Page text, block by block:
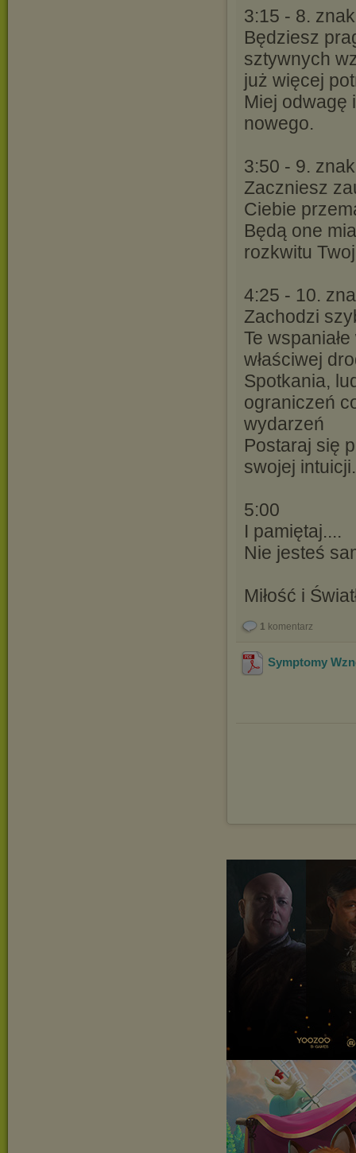
3:15 - 8. znak
Będziesz
sztywnych
już więcej
Miej odwagę
nowego.
3:50 - 9. znak
Zaczniesz
Ciebie
Będą one
rozkwitu
4:25 - 10.
Zachodzi
Te
właściwej
Spotkania,
ograniczeń
wydarzeń
Postaraj się
swojej intuicji.
5:00
I pamiętaj....
Nie jesteś
Miłość i
1 komentarz
Symptomy